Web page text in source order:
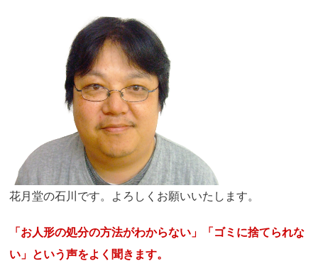
花月堂の石川です。よろしくお願いいたします。
「お人形の処分の方法がわからない」「ゴミに捨てられな
い」という声をよく聞きます。